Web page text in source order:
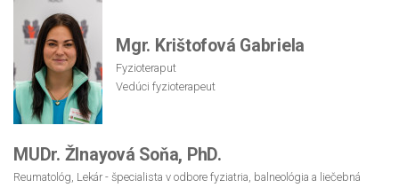
Mgr. Krištofová Gabriela
Fyzioteraput
Vedúci fyzioterapeut
MUDr. Žlnayová Soňa, PhD.
Reumatológ, Lekár - špecialista v odbore fyziatria, balneológia a liečebná